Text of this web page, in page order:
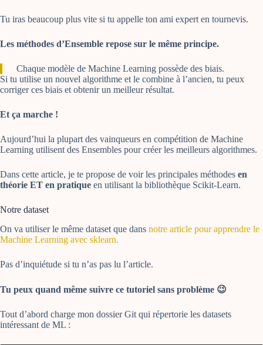
Tu iras beaucoup plus vite si tu appelle ton ami expert en tournevis.
Les méthodes d’Ensemble repose sur le même principe.
Chaque modèle de Machine Learning possède des biais.
Si tu utilise un nouvel algorithme et le combine à l’ancien, tu peux
corriger ces biais et obtenir un meilleur résultat.
Et ça marche !
Aujourd’hui la plupart des vainqueurs en compétition de Machine
Learning utilisent des Ensembles pour créer les meilleurs algorithmes.
Dans cette article, je te propose de voir les principales méthodes en
théorie ET en pratique en utilisant la bibliothèque Scikit-Learn.
Notre dataset
On va utiliser le même dataset que dans notre article pour apprendre le
Machine Learning avec sklearn.
Pas d’inquiétude si tu n’as pas lu l’article.
Tu peux quand même suivre ce tutoriel sans problème 😉
Tout d’abord charge mon dossier Git qui répertorie les datasets
intéressant de ML :